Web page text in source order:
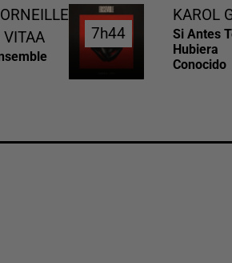
VITAA
7h44
7h44
KAROL
Si Antes
Hubiera
Conocido